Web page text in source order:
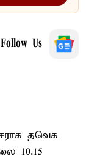
Follow Us
தவெக
10.15